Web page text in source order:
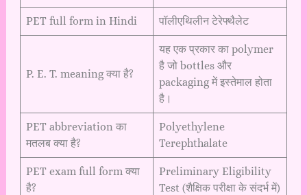
PET full form in Hindi पॉलीएथिलीन टेरेफ्थैलेट
P. E. T. meaning क्या है?
यह एक प्रकार का polymer
है जो bottles और
packaging में इस्तेमाल होता
है।
PET abbreviation का
मतलब क्या है?
Polyethylene
Terephthalate
PET exam full form क्या
है?
Preliminary Eligibility
Test (शैक्षिक परीक्षा के संदर्भ में)